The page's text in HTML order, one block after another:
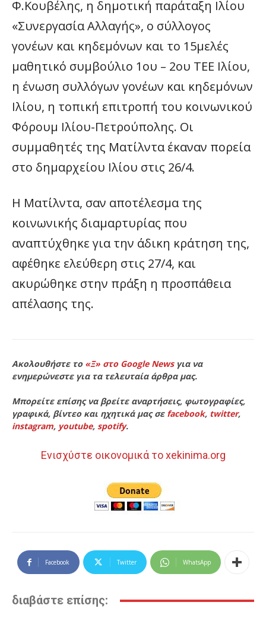
Φ.Κουβέλης, η δημοτική παράταξη Ιλίου
«Συνεργασία Αλλαγής», ο σύλλογος
γονέων και κηδεμόνων και το 15μελές
μαθητικό συμβούλιο 1ου – 2ου ΤΕΕ Ιλίου,
η ένωση συλλόγων γονέων και κηδεμόνων
Ιλίου, η τοπική επιτροπή του κοινωνικού
Φόρουμ Ιλίου-Πετρούπολης. Οι
συμμαθητές της Ματίλντα έκαναν πορεία
στο δημαρχείου Ιλίου στις 26/4.
Η Ματίλντα, σαν αποτέλεσμα της
κοινωνικής διαμαρτυρίας που
αναπτύχθηκε για την άδικη κράτηση της,
αφέθηκε ελεύθερη στις 27/4, και
ακυρώθηκε στην πράξη η προσπάθεια
απέλασης της.
Ακολουθήστε το «Ξ» στο Google Newsγια να
ενημερώνεστε για τα τελευταία άρθρα μας.
Μπορείτε επίσης να βρείτε αναρτήσεις, φωτογραφίες,
γραφικά, βίντεο και ηχητικά μας σε facebook, twitter,
instagram, youtube, spotify.
Ενισχύστε οικονομικά το xekinima.org
Facebook Twitter WhatsApp
διαβάστε επίσης: